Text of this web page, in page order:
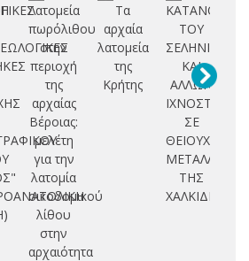
Λατομεία
πωρόλιθου
στην
περιοχή
της
αρχαίας
Βέροιας:
μελέτη
για την
λατομία
οικοδομικού
λίθου
στην
αρχαιότητα
Τα
αρχαία
λατομεία
της
Κρήτης
ΚΑΤΑΝΟΜΗ
ΤΟΥ
ΣΕΛΗΝΙΟΥ
ΚΑΙ
ΑΛΛΩΝ
ΣΕ
ΘΕΙΟΥΧΑ
ΤΗΣ
ΧΑΛΚΙΔΙΚΗΣ